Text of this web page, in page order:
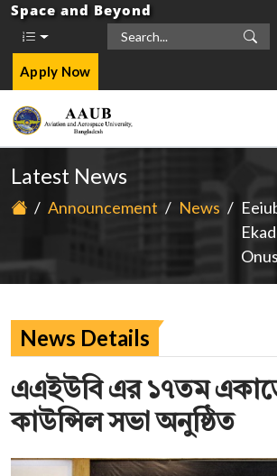
Space and Beyond
Apply Now
Latest News
/ Announcement / News /
News Details
এএইউবি এর ১৭তম
কাউন্সিল সভা অনুষ্ঠিত